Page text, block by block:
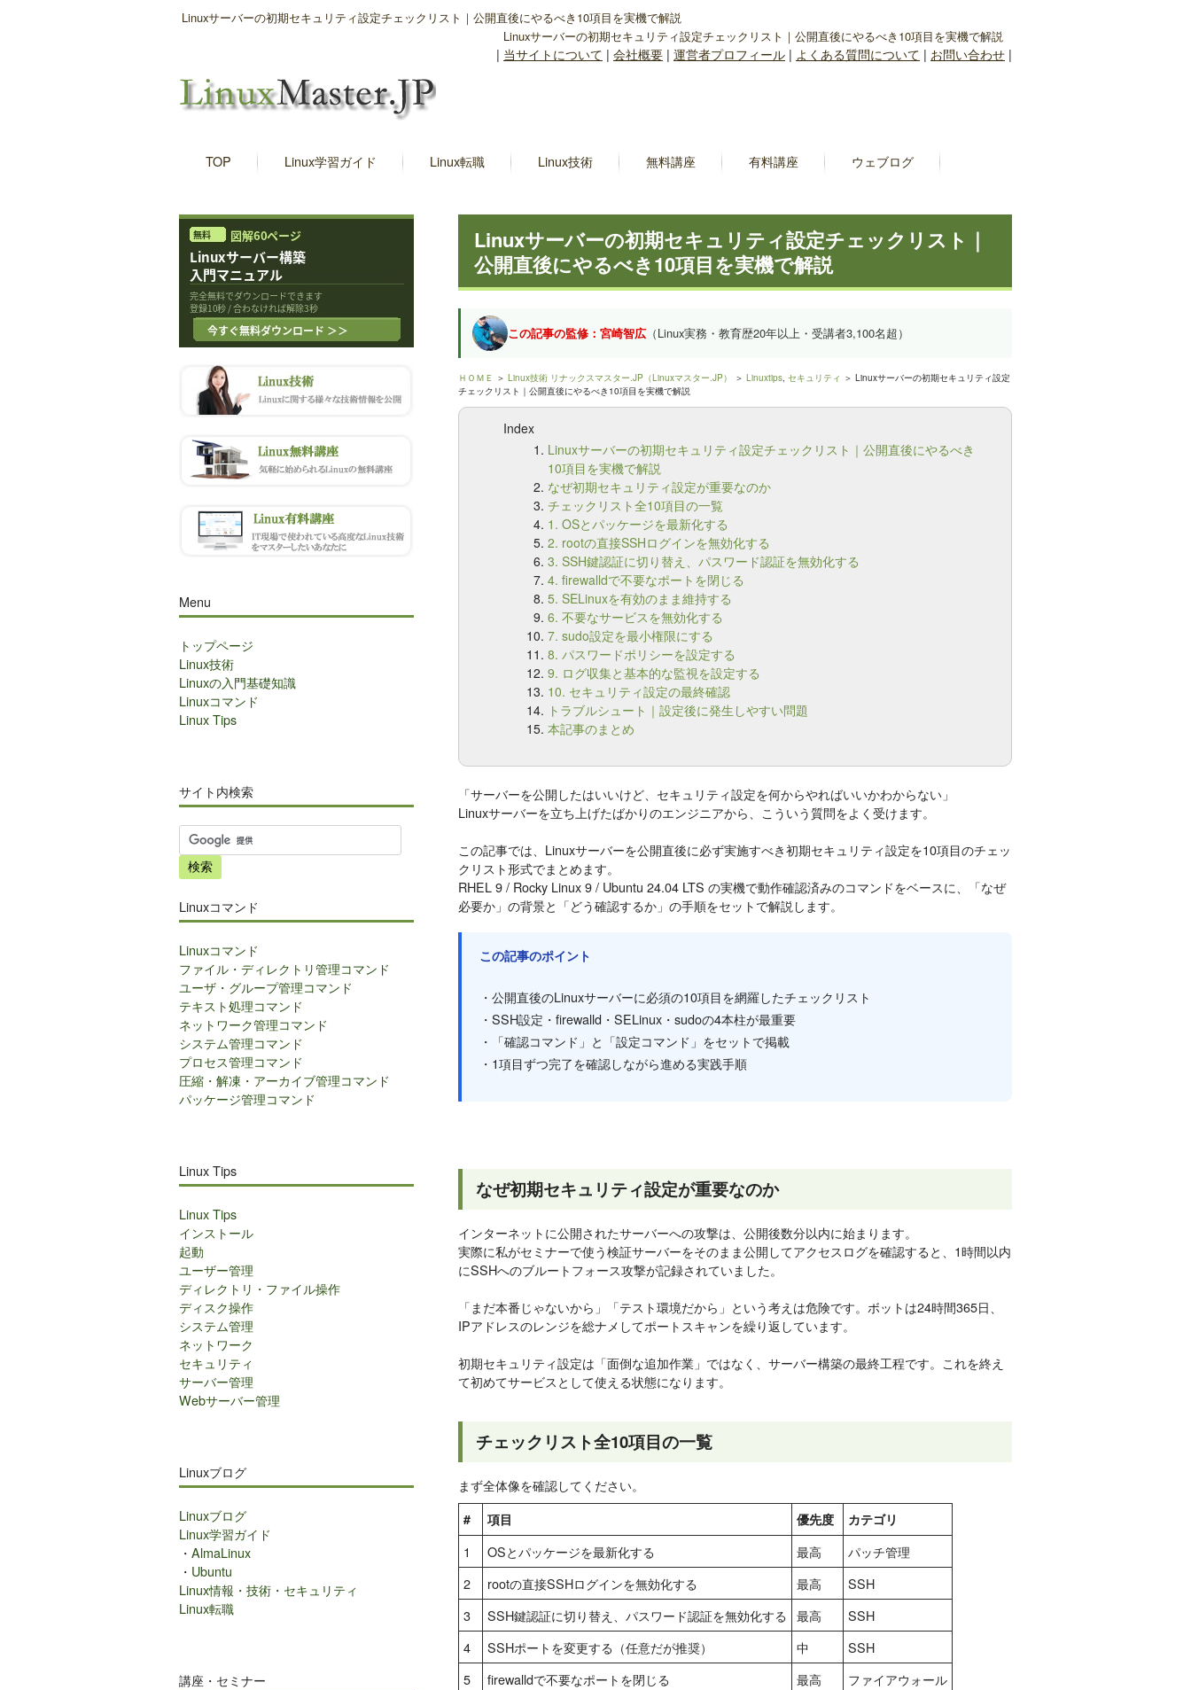
Linuxサーバーの初期セキュリティ設定チェックリスト｜公開直後にやるべき10項目を実機で解説
Linuxサーバーの初期セキュリティ設定チェックリスト｜公開直後にやるべき10項目を実機で解説
| 当サイトについて | 会社概要 | 運営者プロフィール | よくある質問について | お問い合わせ |
TOP Linux学習ガイド Linux転職 Linux技術 無料講座 有料講座 ウェブログ
Linuxサーバーの初期セキュリティ設定チェックリスト｜
公開直後にやるべき10項目を実機で解説
この記事の監修：宮崎智広（Linux実務・教育歴20年以上・受講者3,100名超）
ＨＯＭＥ ＞ Linux技術 リナックスマスター.JP（Linuxマスター.JP） ＞ Linuxtips, セキュリティ ＞ Linuxサーバーの初期セキュリティ設定
チェックリスト｜公開直後にやるべき10項目を実機で解説
Index
Linuxサーバーの初期セキュリティ設定チェックリスト｜公開直後にやるべき
10項目を実機で解説
なぜ初期セキュリティ設定が重要なのか
チェックリスト全10項目の一覧
1. OSとパッケージを最新化する
2. rootの直接SSHログインを無効化する
3. SSH鍵認証に切り替え、パスワード認証を無効化する
4. firewalldで不要なポートを閉じる
5. SELinuxを有効のまま維持する
6. 不要なサービスを無効化する
7. sudo設定を最小権限にする
8. パスワードポリシーを設定する
9. ログ収集と基本的な監視を設定する
10. セキュリティ設定の最終確認
トラブルシュート｜設定後に発生しやすい問題
本記事のまとめ
「サーバーを公開したはいいけど、セキュリティ設定を何からやればいいかわからない」
Linuxサーバーを立ち上げたばかりのエンジニアから、こういう質問をよく受けます。
この記事では、Linuxサーバーを公開直後に必ず実施すべき初期セキュリティ設定を10項目のチェッ
クリスト形式でまとめます。
RHEL 9 / Rocky Linux 9 / Ubuntu 24.04 LTS の実機で動作確認済みのコマンドをベースに、「なぜ
必要か」の背景と「どう確認するか」の手順をセットで解説します。
この記事のポイント
・公開直後のLinuxサーバーに必須の10項目を網羅したチェックリスト
・SSH設定・firewalld・SELinux・sudoの4本柱が最重要
・「確認コマンド」と「設定コマンド」をセットで掲載
・1項目ずつ完了を確認しながら進める実践手順
なぜ初期セキュリティ設定が重要なのか
インターネットに公開されたサーバーへの攻撃は、公開後数分以内に始まります。
実際に私がセミナーで使う検証サーバーをそのまま公開してアクセスログを確認すると、1時間以内
にSSHへのブルートフォース攻撃が記録されていました。
「まだ本番じゃないから」「テスト環境だから」という考えは危険です。ボットは24時間365日、
IPアドレスのレンジを総ナメしてポートスキャンを繰り返しています。
初期セキュリティ設定は「面倒な追加作業」ではなく、サーバー構築の最終工程です。これを終え
て初めてサービスとして使える状態になります。
チェックリスト全10項目の一覧
まず全体像を確認してください。
# 項目 優先度 カテゴリ
1 OSとパッケージを最新化する 最高
パッチ管理
2
rootの直接SSHログインを無効化する 最高
SSH
3
SSH鍵認証に切り替え、パスワード認証を無効化する 最高
SSH
4
SSHポートを変更する（任意だが推奨） 中
SSH
5
firewalldで不要なポートを閉じる 最高
ファイアウォール
Menu
トップページ
Linux技術
Linuxの入門基礎知識
Linuxコマンド
Linux Tips
サイト内検索
サ
イ
ト
検
索
Linuxコマンド
Linuxコマンド
ファイル・ディレクトリ管理コマンド
ユーザ・グループ管理コマンド
テキスト処理コマンド
ネットワーク管理コマンド
システム管理コマンド
プロセス管理コマンド
圧縮・解凍・アーカイブ管理コマンド
パッケージ管理コマンド
Linux Tips
Linux Tips
インストール
起動
ユーザー管理
ディレクトリ・ファイル操作
ディスク操作
システム管理
ネットワーク
セキュリティ
サーバー管理
Webサーバー管理
Linuxブログ
Linuxブログ
Linux学習ガイド
・ AlmaLinux
・ Ubuntu
Linux情報・技術・セキュリティ
Linux転職
講座・セミナー